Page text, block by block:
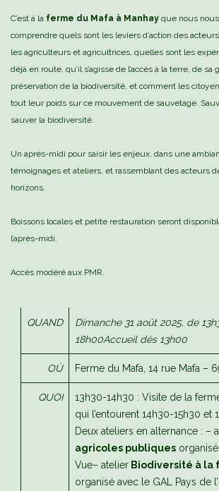
C’est à la ferme du Mafa à Manhay que nous
comprendre quels sont les leviers d’action des
les agriculteurs et agricultrices, quelles sont les
déjà en route, qu’il s’agisse de l’accès à la terre, de sa
préservation de la biodiversité, et comment les
tout leur poids sur ce mouvement de sauvetage.
sauver la biodiversité.
Un après-midi pour saisir les enjeux, dans une
témoignages et ateliers, et rassemblant des acteurs
horizons.
Boissons locales et petite restauration seront
l’après-midi.
Accès modéré aux PMR.
QUAND
Dimanche 31 août 2025, de
18h00Accueil dès 13h00
OÙ Ferme du Mafa, 14 rue Mafa –
QUOI
13h30-14h30 : Visite de la
qui l’entourent 14h30-15h30 et
Deux ateliers en alternance : –
agricoles publiques
Vue– atelier Biodiversité à la
organisé avec le GAL Pays de